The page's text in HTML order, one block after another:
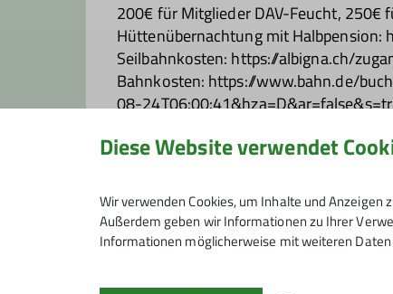
200€ für Mitglieder DAV-Feucht, 250€
Hüttenübernachtung mit Halbpension:
Seilbahnkosten: https://albigna.ch/
Bahnkosten: https://www.bahn.de/
08-
Diese Website verwendet
Wir verwenden Cookies, um Inhalte und
Außerdem geben wir Informationen zu Ihrer
Informationen möglicherweise mit weiteren